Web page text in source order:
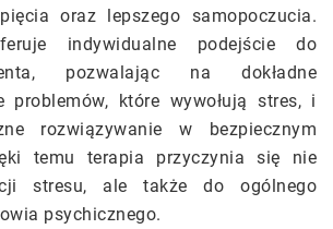
oraz lepszego samopoczucia.
indywidualne podejście do
pozwalając na dokładne
problemów, które wywołują stres, i
rozwiązywanie w bezpiecznym
temu terapia przyczynia się nie
stresu, ale także do ogólnego
psychicznego.